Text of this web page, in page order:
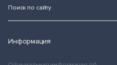
Поиск по сайту
Информация